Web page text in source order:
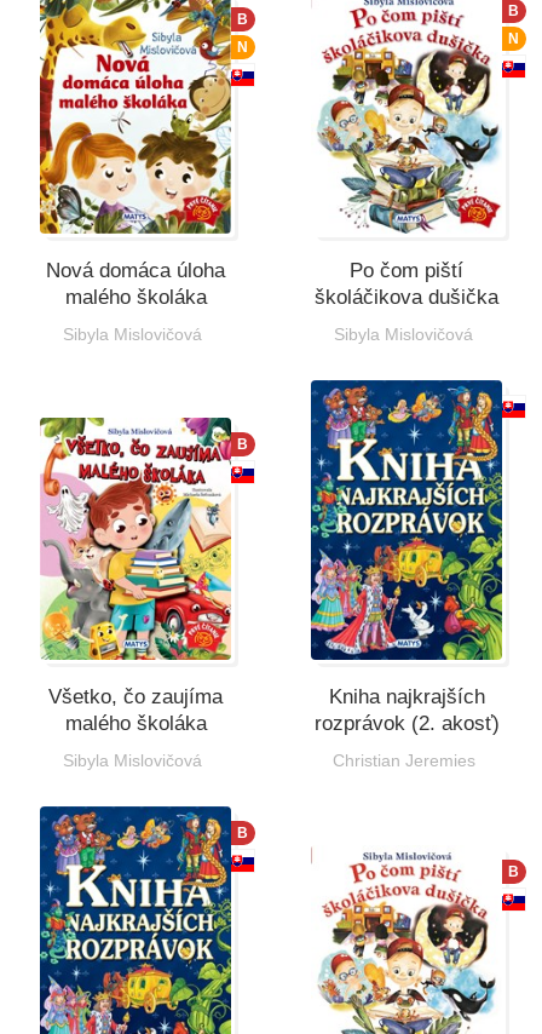
B
N
Nová domáca úloha
malého školáka
Sibyla Mislovičová
B
N
Po čom piští
školáčikova dušička
Sibyla Mislovičová
B
Všetko, čo zaujíma
malého školáka
Sibyla Mislovičová
Kniha najkrajších
rozprávok (2. akosť)
Christian Jeremies
B
B